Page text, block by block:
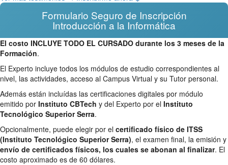
Formulario Seguro de Inscripción
Introducción a la Informática
El costo INCLUYE TODO EL CURSADO durante los 3 meses de la
Formación.
El Experto incluye todos los módulos de estudio correspondientes al
nivel, las actividades, acceso al Campus Virtual y su Tutor personal.
Además están incluídas las certificaciones digitales por módulo
emitido por Instituto CBTech y del Experto por el Instituto
Tecnológico Superior Serra.
Opcionalmente, puede elegir por el certificado físico de ITSS
(Instituto Tecnológico Superior Serra), el examen final, la emisión y
envío de certificados físicos, los cuales se abonan al finalizar. El
costo aproximado es de 60 dólares.